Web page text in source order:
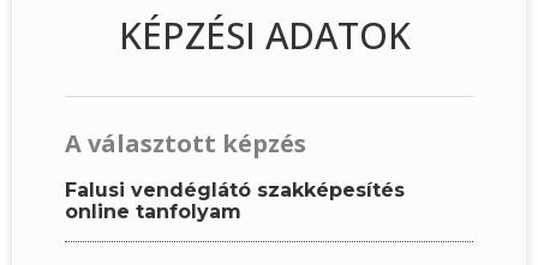
KÉPZÉSI ADATOK
A választott képzés
Falusi vendéglátó szakképesítés
online tanfolyam